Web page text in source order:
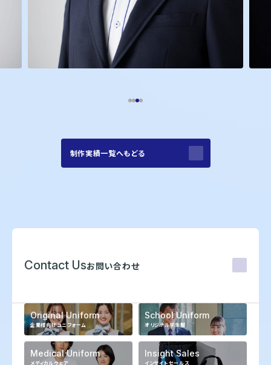
制作実績一覧へもどる
Contact Usお問い合わせ
Original Uniform
企業様向けユニフォーム
School Uniform
オリジナル学生服
Medical Uniform
メディカルウェア
Insight Sales
インサイトセールス